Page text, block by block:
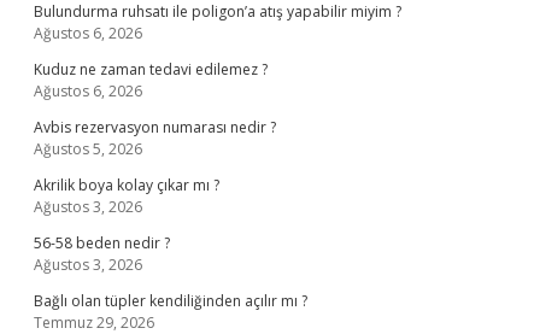
Bulundurma ruhsatı ile poligon’a atış yapabilir miyim ?
Ağustos 6, 2026
Kuduz ne zaman tedavi edilemez ?
Ağustos 6, 2026
Avbis rezervasyon numarası nedir ?
Ağustos 5, 2026
Akrilik boya kolay çıkar mı ?
Ağustos 3, 2026
56-58 beden nedir ?
Ağustos 3, 2026
Bağlı olan tüpler kendiliğinden açılır mı ?
Temmuz 29, 2026